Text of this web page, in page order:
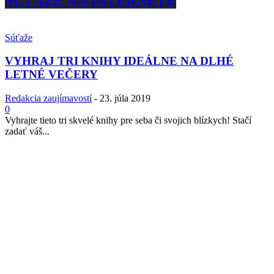
Súťaže
VYHRAJ TRI KNIHY IDEÁLNE NA DLHÉ
LETNÉ VEČERY
Redakcia zaujímavostí - 23. júla 2019
0
Vyhrajte tieto tri skvelé knihy pre seba či svojich blízkych! Stačí
zadať váš...